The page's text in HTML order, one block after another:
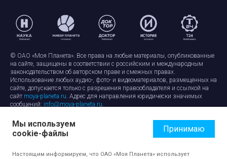
© ОАО «Моя Планета». Все права на любые материалы, опубликованные
на сайте, защищены в соответствии с российским и международным
законодательством об авторском праве и смежных правах.
Использование любых аудио-, фото- и видеоматериалов, размещенных на
сайте, допускается только с разрешения правообладателя и ссылкой на
сайт moya-planeta.ru. Адрес для направления юридически значимых
сообщений: info@moya-planeta.ru.
Правила сайтаРабота с cookie-файлами
Защита персональных данных
Обработка персональных данных
Мы используем
cookie-файлы
Принимаю
Настоящим информируем, что ОАО «Моя Планета» использует